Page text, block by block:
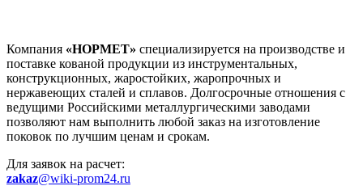
Компания «НОРМЕТ» специализируется на производстве и
поставке кованой продукции из инструментальных,
конструкционных, жаростойких, жаропрочных и
нержавеющих сталей и сплавов. Долгосрочные отношения с
ведущими Российскими металлургическими заводами
позволяют нам выполнить любой заказ на изготовление
поковок по лучшим ценам и срокам.
Для заявок на расчет:
zakaz@wiki-prom24.ru